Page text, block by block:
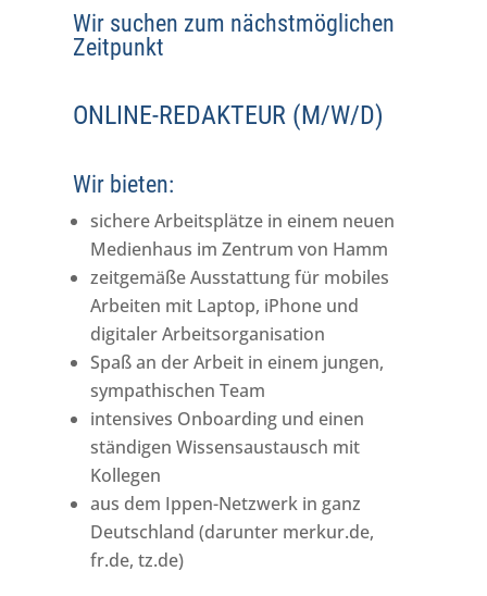
Wir suchen zum nächstmöglichen
Zeitpunkt
ONLINE-REDAKTEUR (M/W/D)
Wir bieten:
sichere Arbeitsplätze in einem neuen
Medienhaus im Zentrum von Hamm
zeitgemäße Ausstattung für mobiles
Arbeiten mit Laptop, iPhone und
digitaler Arbeitsorganisation
Spaß an der Arbeit in einem jungen,
sympathischen Team
intensives Onboarding und einen
ständigen Wissensaustausch mit
Kollegen
aus dem Ippen-Netzwerk in ganz
Deutschland (darunter merkur.de,
fr.de, tz.de)